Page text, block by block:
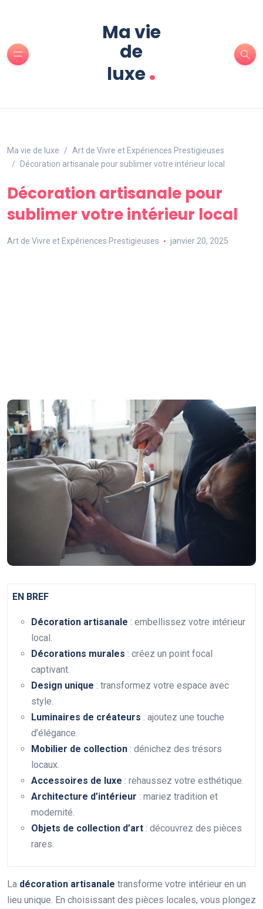
Ma vie
de
luxe.
Ma vie de luxe
Art de Vivre et Expériences Prestigieuses
Décoration artisanale pour sublimer votre intérieur local
Décoration artisanale pour
sublimer votre intérieur local
Art de Vivre et Expériences Prestigieuses janvier 20, 2025
EN BREF
Décoration artisanale : embellissez votre intérieur
local.
Décorations murales : créez un point focal
captivant.
Design unique : transformez votre espace avec
style.
Luminaires de créateurs : ajoutez une touche
d’élégance.
Mobilier de collection : dénichez des trésors
locaux.
Accessoires de luxe : rehaussez votre esthétique.
Architecture d’intérieur : mariez tradition et
modernité.
Objets de collection d’art : découvrez des pièces
rares.
La décoration artisanale transforme votre intérieur en un
lieu unique. En choisissant des pièces locales, vous plongez